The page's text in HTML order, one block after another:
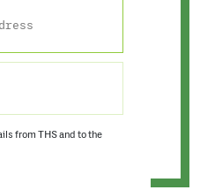
from THS and to the